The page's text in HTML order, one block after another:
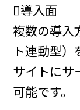
導入面
複数の導入
ト連動型
サイトにサ
可能です。